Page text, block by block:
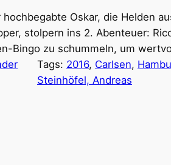
Oskar, die Helden
stolpern ins 2. Abenteuer:
Bingo zu schummeln, um
Tags: 2016, Carlsen,
Steinhöfel, Andreas